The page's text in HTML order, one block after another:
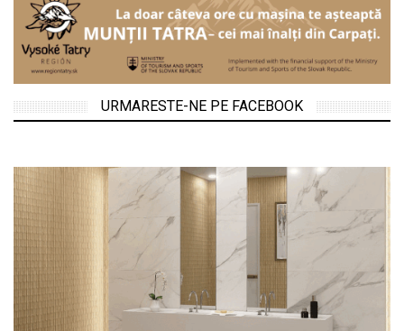
URMARESTE-NE PE FACEBOOK